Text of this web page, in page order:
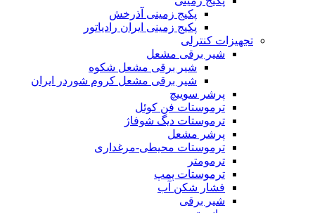
پکیج زمینی آذرخش
پکیج زمینی ایران رادیاتور
تجهیزات کنترلی
شیر برقی مشعل
شیر برقی مشعل شکوه
شیر برقی مشعل کروم شوردر ایران
پرشر سوییچ
ترموستات فن کوئل
ترموستات دیگ شوفاژ
پرشر مشعل
ترموستات محیطی-مرغداری
ترمومتر
ترموستات پمپ
فشار شکن آب
شیر برقی